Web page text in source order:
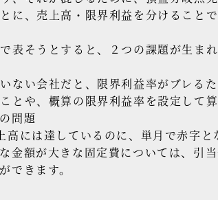
に、売上高・限界利益を分けることで
そうとすると、２つの課題が生まれ
ない会社だと、限界利益率がブレる
とや、概算の限界利益率を設定して
問題
には達しているのに、単月で赤字
金額が大きな固定費については、引
できます。